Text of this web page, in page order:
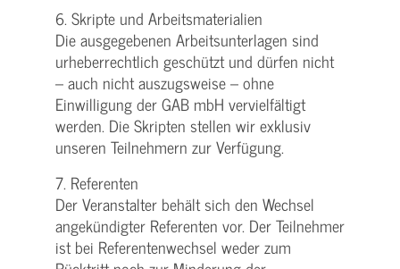
6. Skripte und Arbeitsmaterialien
Die ausgegebenen Arbeitsunterlagen sind
urheberrechtlich geschützt und dürfen nicht
– auch nicht auszugsweise – ohne
Einwilligung der GAB mbH vervielfältigt
werden. Die Skripten stellen wir exklusiv
unseren Teilnehmern zur Verfügung.
7. Referenten
Der Veranstalter behält sich den Wechsel
angekündigter Referenten vor. Der Teilnehmer
ist bei Referentenwechsel weder zum